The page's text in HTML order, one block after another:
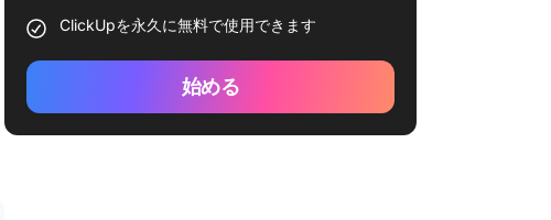
ClickUpを永久に無料で使用できます
始める